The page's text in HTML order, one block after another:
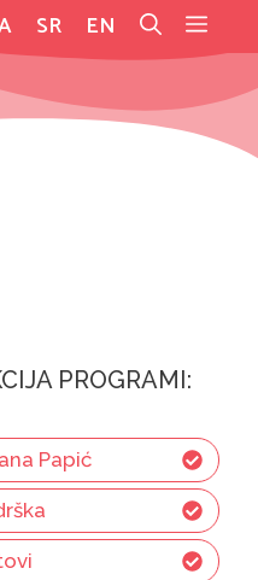
SR EN
PROGRAMI:
Papić